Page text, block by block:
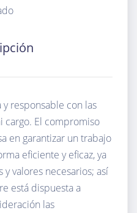
responsable con las
cargo. El compromiso
en garantizar un trabajo
eficiente y eficaz, ya
valores necesarios; así
está dispuesta a
las